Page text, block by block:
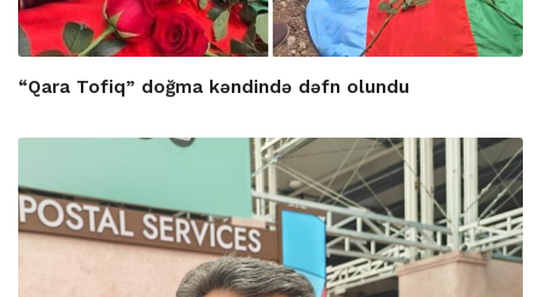
“Qara Tofiq” doğma kəndində dəfn olundu